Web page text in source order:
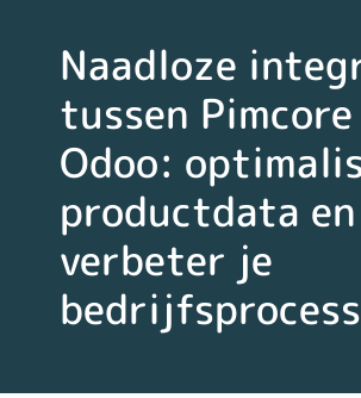
Naadloze
tussen Pimcore
Odoo:
productdata en
verbeter je